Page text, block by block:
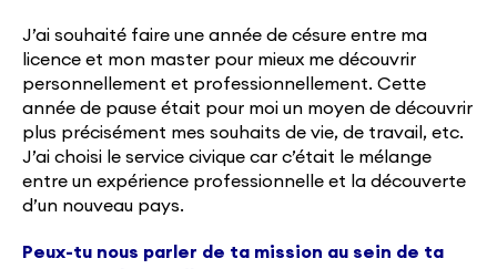
J’ai souhaité faire une année de césure entre ma
licence et mon master pour mieux me découvrir
personnellement et professionnellement. Cette
année de pause était pour moi un moyen de découvrir
plus précisément mes souhaits de vie, de travail, etc.
J’ai choisi le service civique car c’était le mélange
entre un expérience professionnelle et la découverte
d’un nouveau pays.
Peux-tu nous parler de ta mission au sein de ta